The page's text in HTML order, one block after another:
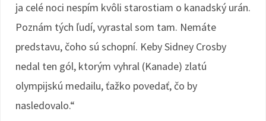
ja celé noci nespím kvôli starostiam o kanadský urán.
Poznám tých ľudí, vyrastal som tam. Nemáte
predstavu, čoho sú schopní. Keby Sidney Crosby
nedal ten gól, ktorým vyhral (Kanade) zlatú
olympijskú medailu, ťažko povedať, čo by
nasledovalo.“